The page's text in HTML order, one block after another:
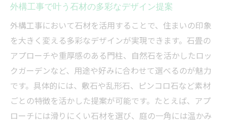
茨城の気候に適した石材選びのポイント
プロが教える外構工事の施工ノウハウ
外構工事を検討するなら知っておきたい基礎知
識
外構工事の基礎知識と進め方を解説
石材外構に必要な準備や確認事項とは
牛久市で外構工事を計画する際の流れ
外構工事で叶う石材の多彩なデザイン提案
外構工事において石材を活用することで、住まいの印象
を大きく変える多彩なデザインが実現できます。石畳の
アプローチや重厚感のある門柱、自然石を活かしたロッ
クガーデンなど、用途や好みに合わせて選べるのが魅力
です。具体的には、敷石や乱形石、ピンコロ石など素材
ごとの特徴を活かした提案が可能です。たとえば、アプ
ローチには滑りにくい石材を選び、庭の一角には温かみ